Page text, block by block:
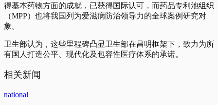
得基本药物方面的成就，已获得国际认可，而药品专利池组织
（MPP）也将我国列为爱滋病防治领导力的全球案例研究对
象。
卫生部认为，这些里程碑凸显卫生部在昌明框架下，致力为所
有国人打造公平、现代化及包容性医疗体系的承诺。
相关新闻
national